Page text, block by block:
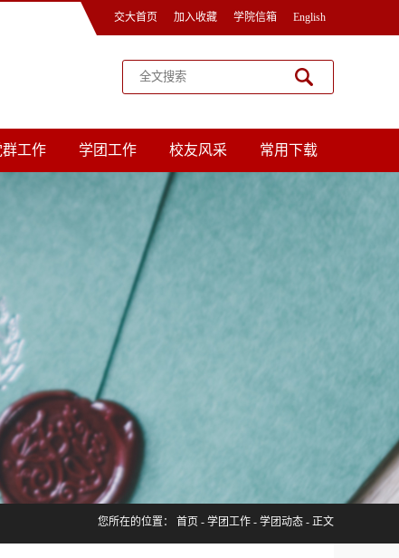
交大首页 加入收藏 学院信箱 English
群工作 学团工作 校友风采 常用下载
您所在的位置： 首页 - 学团工作 - 学团动态 - 正文